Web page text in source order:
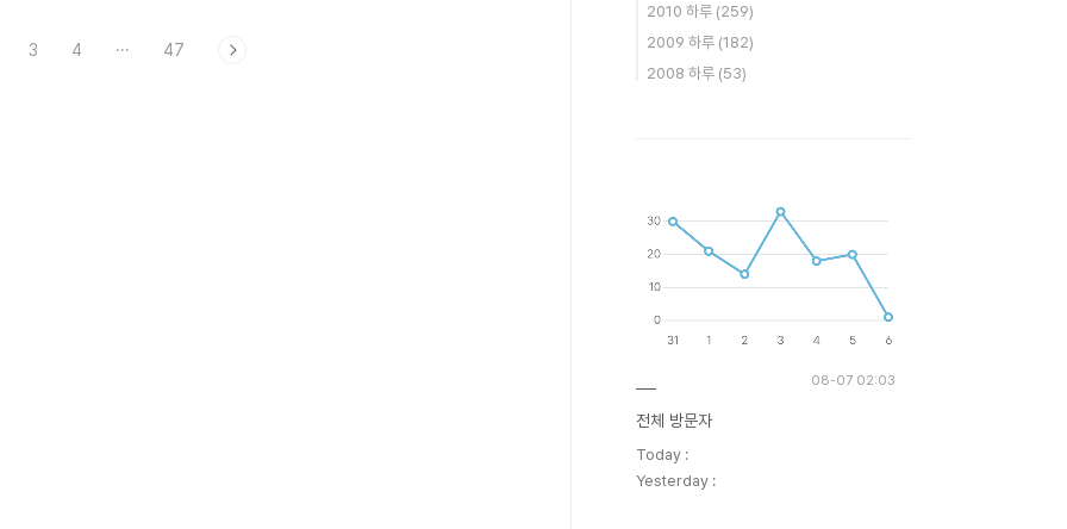
3 4 ··· 47
2010 하루 (259)
2009 하루 (182)
2008 하루 (53)
08-07 02:03
전체 방문자
Today :
Yesterday :